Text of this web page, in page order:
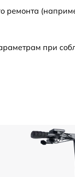
1500 р
900 р
ремонта
при